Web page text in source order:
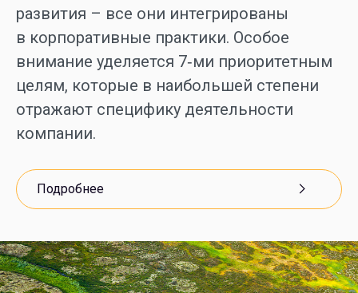
развития – все они интегрированы
в корпоративные практики. Особое
внимание уделяется 7‑ми приоритетным
целям, которые в наибольшей степени
отражают специфику деятельности
компании.
Подробнее